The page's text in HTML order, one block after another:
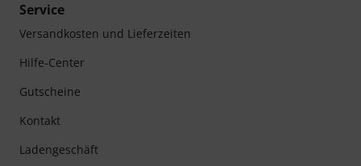
Service
Versandkosten und Lieferzeiten
Hilfe-Center
Gutscheine
Kontakt
Ladengeschäft